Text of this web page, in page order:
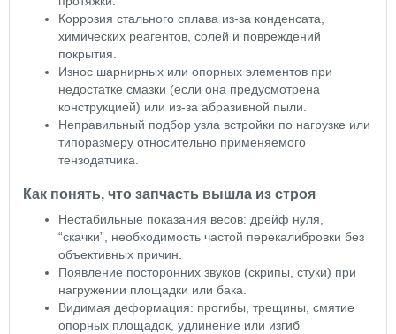
Коррозия стального сплава из‑за конденсата,
химических реагентов, солей и повреждений
покрытия.
Износ шарнирных или опорных элементов при
недостатке смазки (если она предусмотрена
конструкцией) или из‑за абразивной пыли.
Неправильный подбор узла встройки по нагрузке или
типоразмеру относительно применяемого
тензодатчика.
Как понять, что запчасть вышла из строя
Нестабильные показания весов: дрейф нуля,
“скачки”, необходимость частой перекалибровки без
объективных причин.
Появление посторонних звуков (скрипы, стуки) при
нагружении площадки или бака.
Видимая деформация: прогибы, трещины, смятие
опорных площадок, удлинение или изгиб